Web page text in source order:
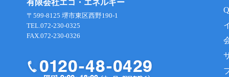
有限会社エコ・エネルギー
〒599-8125 堺市東区西野190-1
TEL.072-230-0325
FAX.072-230-0326